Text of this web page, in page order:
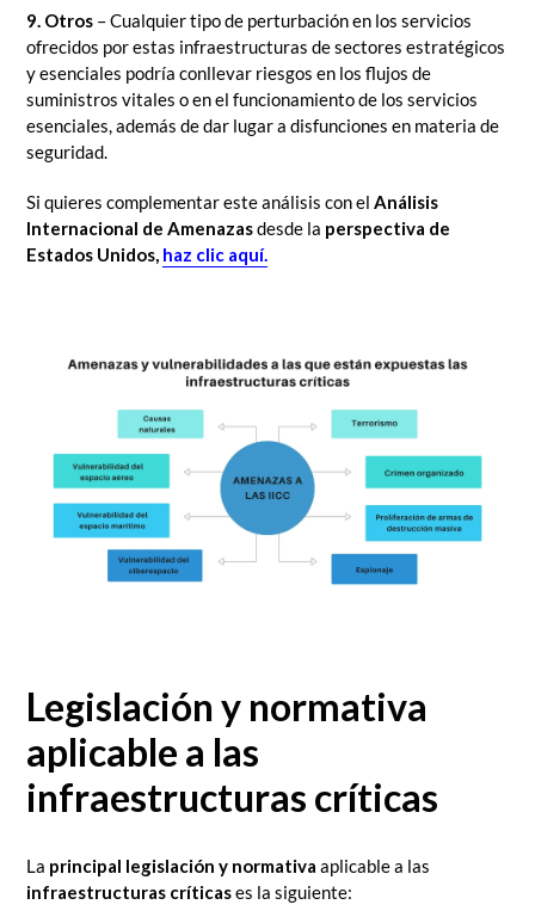
9. Otros – Cualquier tipo de perturbación en los servicios
ofrecidos por estas infraestructuras de sectores estratégicos
y esenciales podría conllevar riesgos en los flujos de
suministros vitales o en el funcionamiento de los servicios
esenciales, además de dar lugar a disfunciones en materia de
seguridad.
Si quieres complementar este análisis con el Análisis
Internacional de Amenazasdesde la perspectiva de
Estados Unidos, haz clic aquí.
Legislación y normativa
aplicable a las
infraestructuras críticas
La principal legislación y normativa aplicable a las
infraestructuras críticases la siguiente: